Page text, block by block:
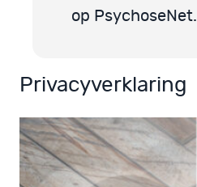
op PsychoseNet.
Privacyverklaring